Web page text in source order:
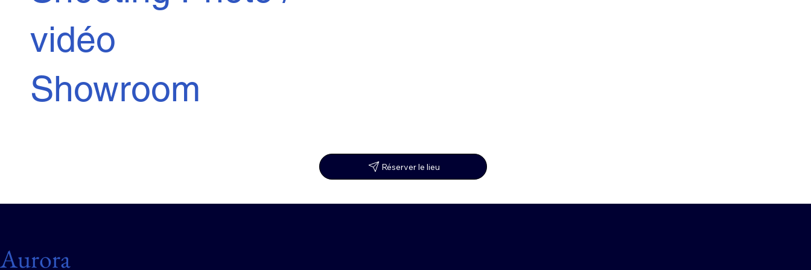
vidéo
Showroom
Réserver le lieu
Aurora